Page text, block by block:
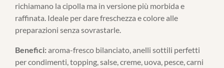
richiamano la cipolla ma in versione più morbida e
raffinata. Ideale per dare freschezza e colore alle
preparazioni senza sovrastarle.
Benefici:aroma-fresco bilanciato, anelli sottili perfetti
per condimenti, topping, salse, creme, uova, pesce, carni